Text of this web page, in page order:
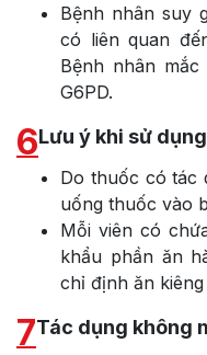
Bệnh nhân suy
có liên quan
Bệnh nhân
G6PD.
6Lưu ý khi sử
Do thuốc có tác
uống thuốc vào
Mỗi viên có
khẩu phần ăn
chỉ định ăn kiêng
7Tác dụng không